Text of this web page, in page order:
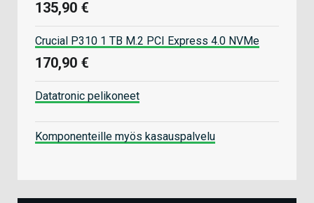
135,90 €
Crucial P310 1 TB M.2 PCI Express 4.0 NVMe
170,90 €
Datatronic pelikoneet
Komponenteille myös kasauspalvelu